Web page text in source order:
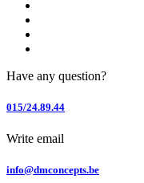
Have any question?
015/24.89.44
Write email
info@dmconcepts.be